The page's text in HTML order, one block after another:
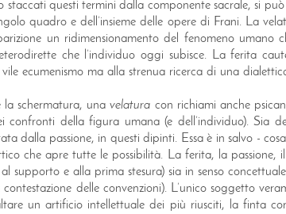
staccati questi termini dalla componente sacrale, si
quadro e dell’insieme delle opere di Frani. La
un ridimensionamento del fenomeno umano
che l’individuo oggi subisce. La ferita
ecumenismo ma alla strenua ricerca di una
la schermatura, unavelatura con richiami anche
della figura umana (e dell’individuo). Sia
dalla passione, in questi dipinti. Essa è in salvo -
che apre tutte le possibilità. La ferita, la passione,
supporto e alla prima stesura) sia in senso
delle convenzioni). L’unico soggetto
un artificio intellettuale dei più riusciti, la finta